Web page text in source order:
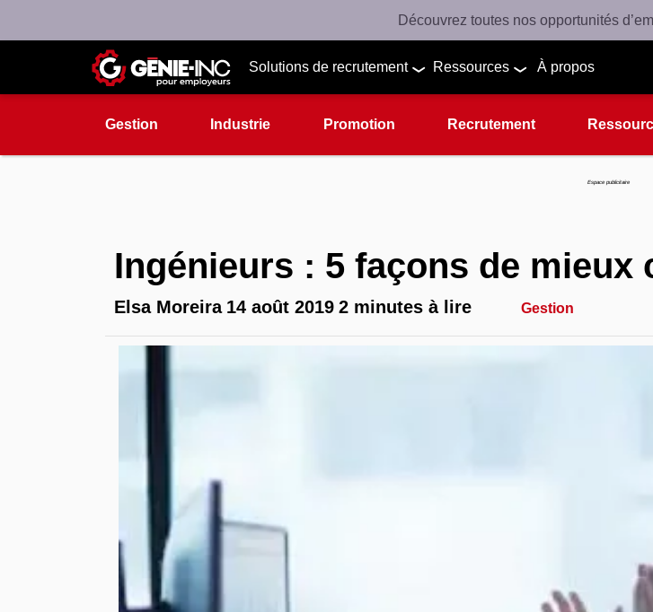
Découvrez toutes nos opportunités
Solutions de recrutement Ressources À propos
Gestion Industrie Promotion Recrutement
Espace publicitaire
Ingénieurs : 5 façons de
Elsa Moreira 14 août 2019 2 minutes à lire Gestion